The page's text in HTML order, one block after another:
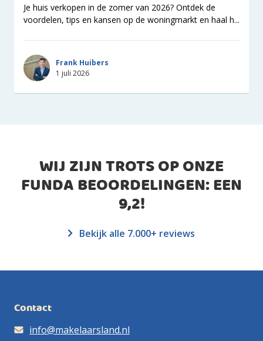
Je huis verkopen in de zomer van 2026? Ontdek de
voordelen, tips en kansen op de woningmarkt en haal h...
Frank Huibers
1 juli 2026
WIJ ZIJN TROTS OP ONZE
FUNDA BEOORDELINGEN: EEN
9,2!
Bekijk alle 7.000+ reviews
Contact
info@makelaarsland.nl